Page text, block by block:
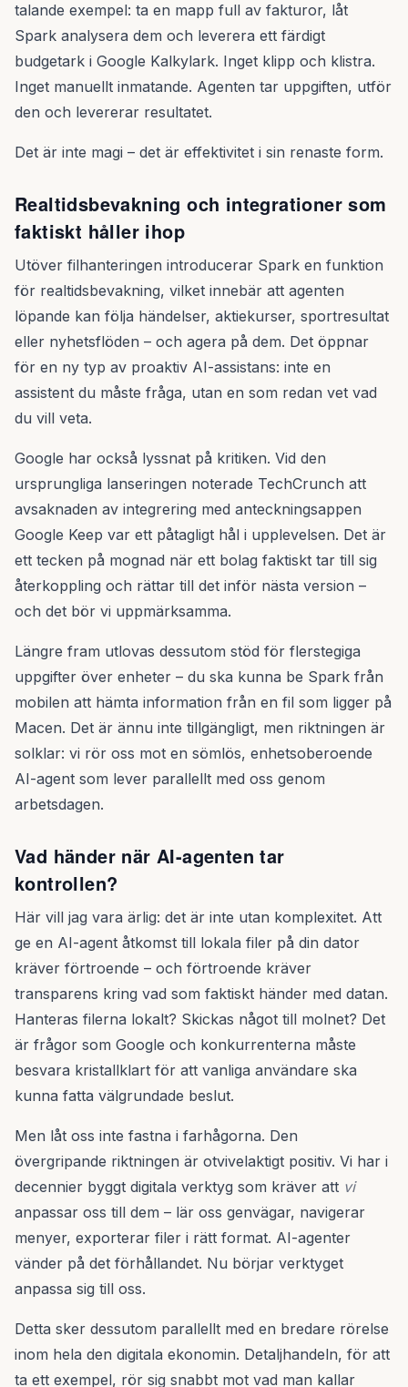
talande exempel: ta en mapp full av fakturor, låt
Spark analysera dem och leverera ett färdigt
budgetark i Google Kalkylark. Inget klipp och klistra.
Inget manuellt inmatande. Agenten tar uppgiften, utför
den och levererar resultatet.
Det är inte magi – det är effektivitet i sin renaste form.
Realtidsbevakning och integrationer som
faktiskt håller ihop
Utöver filhanteringen introducerar Spark en funktion
för realtidsbevakning, vilket innebär att agenten
löpande kan följa händelser, aktiekurser, sportresultat
eller nyhetsflöden – och agera på dem. Det öppnar
för en ny typ av proaktiv AI-assistans: inte en
assistent du måste fråga, utan en som redan vet vad
du vill veta.
Google har också lyssnat på kritiken. Vid den
ursprungliga lanseringen noterade TechCrunch att
avsaknaden av integrering med anteckningsappen
Google Keep var ett påtagligt hål i upplevelsen. Det är
ett tecken på mognad när ett bolag faktiskt tar till sig
återkoppling och rättar till det inför nästa version –
och det bör vi uppmärksamma.
Längre fram utlovas dessutom stöd för flerstegiga
uppgifter över enheter – du ska kunna be Spark från
mobilen att hämta information från en fil som ligger på
Macen. Det är ännu inte tillgängligt, men riktningen är
solklar: vi rör oss mot en sömlös, enhetsoberoende
AI-agent som lever parallellt med oss genom
arbetsdagen.
Vad händer när AI-agenten tar
kontrollen?
Här vill jag vara ärlig: det är inte utan komplexitet. Att
ge en AI-agent åtkomst till lokala filer på din dator
kräver förtroende – och förtroende kräver
transparens kring vad som faktiskt händer med datan.
Hanteras filerna lokalt? Skickas något till molnet? Det
är frågor som Google och konkurrenterna måste
besvara kristallklart för att vanliga användare ska
kunna fatta välgrundade beslut.
Men låt oss inte fastna i farhågorna. Den
övergripande riktningen är otvivelaktigt positiv. Vi har i
decennier byggt digitala verktyg som kräver att vi
anpassar oss till dem – lär oss genvägar, navigerar
menyer, exporterar filer i rätt format. AI-agenter
vänder på det förhållandet. Nu börjar verktyget
anpassa sig till oss.
Detta sker dessutom parallellt med en bredare rörelse
inom hela den digitala ekonomin. Detaljhandeln, för att
ta ett exempel, rör sig snabbt mot vad man kallar